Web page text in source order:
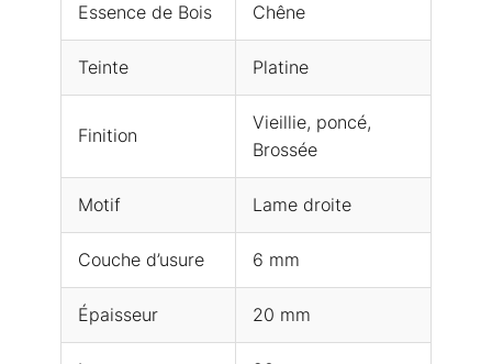
Essence de Bois Chêne
Teinte Platine
Finition
Vieillie, poncé,
Brossée
Motif Lame droite
Couche d’usure 6 mm
Épaisseur 20 mm